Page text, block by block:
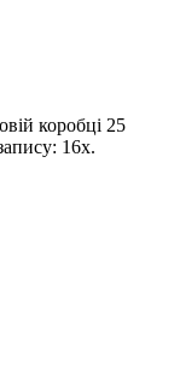
коробці 25
16х.